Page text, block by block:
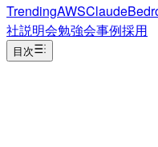
TrendingAWSClaude
社説明会勉強会事例採用
目次